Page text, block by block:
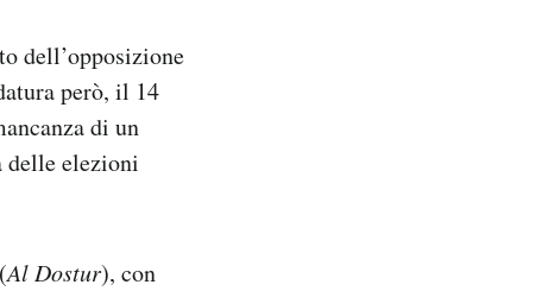
dell’opposizione
però, il 14
di un
delle elezioni
Al Dostur), con